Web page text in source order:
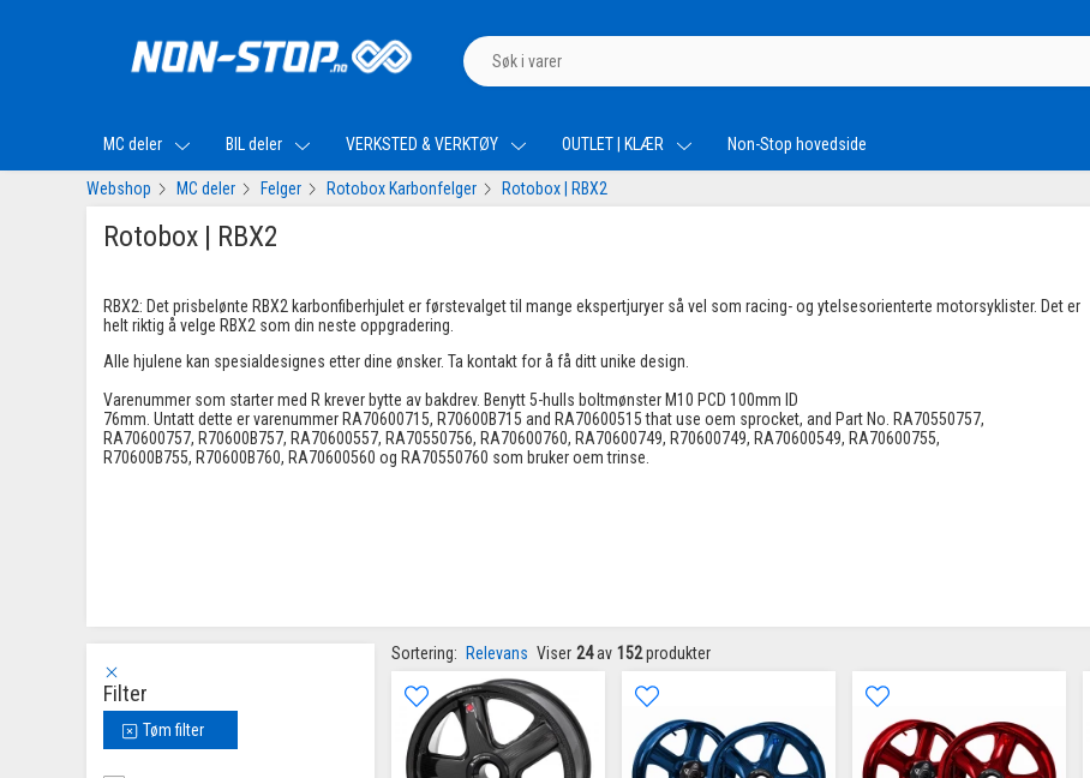
MC deler BIL deler VERKSTED & VERKTØY OUTLET | KLÆR Non-Stop hovedside
Webshop MC deler Felger Rotobox Karbonfelger Rotobox | RBX2
Rotobox | RBX2
RBX2: Det prisbelønte RBX2 karbonfiberhjulet er førstevalget til mange ekspertjuryer så vel som racing- og ytelsesorienterte motorsyklister. Det er
helt riktig å velge RBX2 som din neste oppgradering.
Alle hjulene kan spesialdesignes etter dine ønsker. Ta kontakt for å få ditt unike design.
Varenummer som starter med R krever bytte av bakdrev. Benytt 5-hulls boltmønster M10 PCD 100mm ID
76mm. Untatt dette er varenummer RA70600715, R70600B715 and RA70600515 that use oem sprocket, and Part No. RA70550757,
RA70600757, R70600B757, RA70600557, RA70550756, RA70600760, RA70600749, R70600749, RA70600549, RA70600755,
R70600B755, R70600B760, RA70600560 og RA70550760 som bruker oem trinse.
Filter
Tøm filter
Sortering: Relevans Viser 24 av 152 produkter